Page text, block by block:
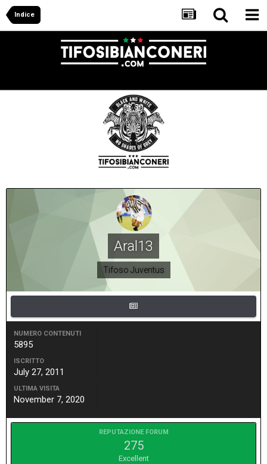
Indice
Aral13
Tifoso Juventus
NUMERO CONTENUTI
5895
ISCRITTO
July 27, 2011
ULTIMA VISITA
November 7, 2020
REPUTAZIONE FORUM
275
Excellent